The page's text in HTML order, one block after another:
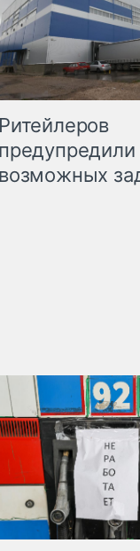
Ритейлеров
предупредили
возможных